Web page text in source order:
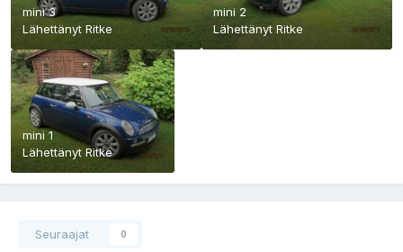
mini 3
Lähettänyt Ritke
mini 2
Lähettänyt Ritke
mini 1
Lähettänyt Ritke
Seuraajat 0